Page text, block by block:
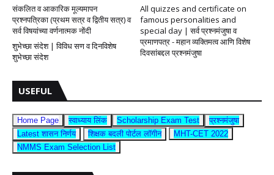
संकलित व आकारिक मूल्यमापन
प्रश्नपत्रिका (प्रथम सत्र व द्वितीय सत्र) व
सर्व विषयांच्या वर्णनात्मक नोंदी
All quizzes and certificate on
famous personalities and
special day | सर्व प्रश्नमंजुषा व
प्रमाणपत्र - महान व्यक्तिमत्व आणि विशेष
दिवसांबद्दल प्रश्नमंजुषा
शुभेच्छा संदेश | विविध सण व दिनविशेष
शुभेच्छा संदेश
USEFUL
Home Page स्वाध्याय लिंक Scholarship Exam Test
प्रश्नमंजुषा
Latest शासन निर्णय
शिक्षक बदली पोर्टल लॉगीन
MHT-CET 2022
NMMS Exam Selection List